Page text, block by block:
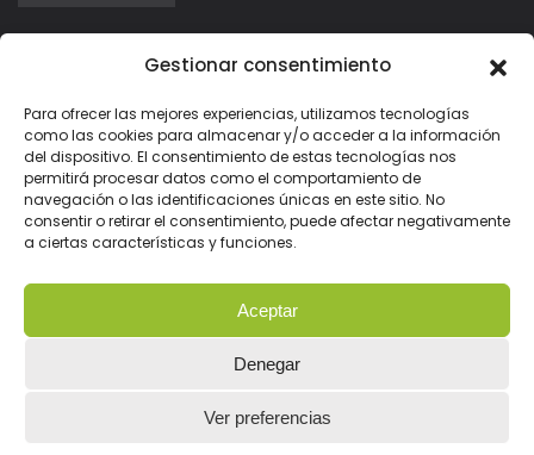
Gestionar consentimiento
Para ofrecer las mejores experiencias, utilizamos tecnologías
como las cookies para almacenar y/o acceder a la información
del dispositivo. El consentimiento de estas tecnologías nos
permitirá procesar datos como el comportamiento de
navegación o las identificaciones únicas en este sitio. No
consentir o retirar el consentimiento, puede afectar negativamente
a ciertas características y funciones.
Aceptar
Denegar
Ver preferencias